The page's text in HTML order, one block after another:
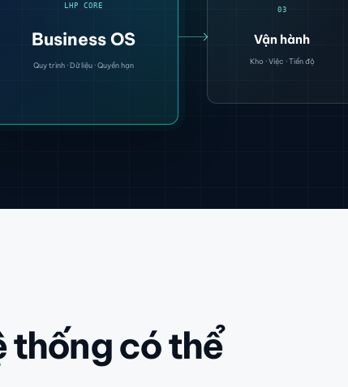
LHP CORE
Business OS
Quy trình · Dữ liệu · Quyền hạn
03
Vận hành
Kho · Việc · Tiến độ
thống có thể